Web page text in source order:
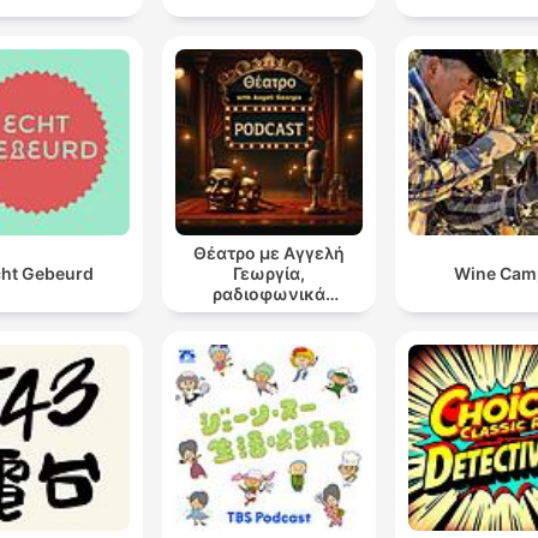
Gebeurd
Θέατρο με Αγγελή
Γεωργία,
ραδιοφωνικά
θεατρικά έργα
Wine